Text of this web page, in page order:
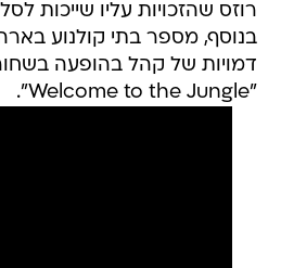
רוזס שהזכויות עליו שייכות
בנוסף, מספר בתי קולנוע
דמויות של קהל בהופעה
"Welcome to the Jungle".